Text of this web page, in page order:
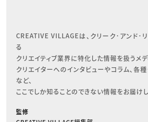
CREATIVE VILLAGEは、クリーク･アンド･
る
クリエイティブ業界に特化した情報を扱うメデ
クリエイターへのインタビューやコラム、各種
など、
ここでしか知ることのできない情報をお届けし
監修